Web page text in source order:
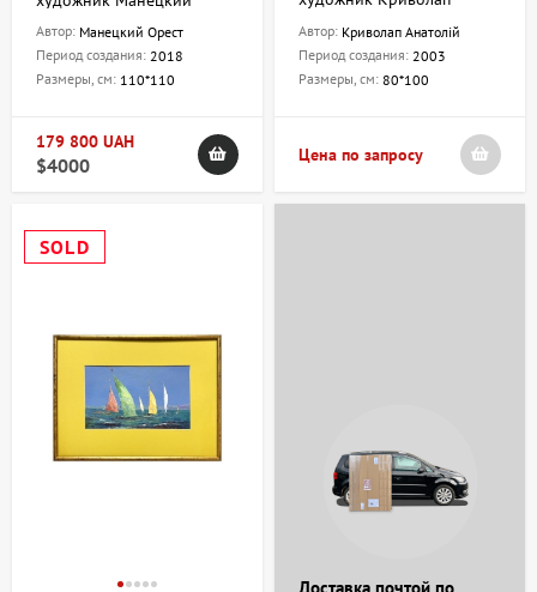
Автор: Манецкий Орест
Период создания: 2018
Размеры, см: 110*110
179 800 UAH
$4000
Автор: Криволап Анатолій
Период создания: 2003
Размеры, см: 80*100
Цена по запросу
SOLD